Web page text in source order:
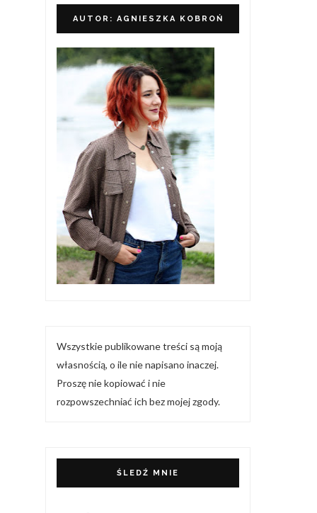
AUTOR: AGNIESZKA KOBROŃ
Wszystkie publikowane treści są moją
własnością, o ile nie napisano inaczej.
Proszę nie kopiować i nie
rozpowszechniać ich bez mojej zgody.
ŚLEDŹ MNIE